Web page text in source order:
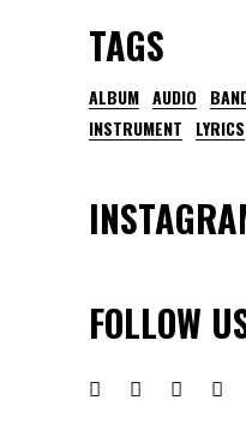
TAGS
ALBUM AUDIO
INSTRUMENT
LYRICS
FOLLOW